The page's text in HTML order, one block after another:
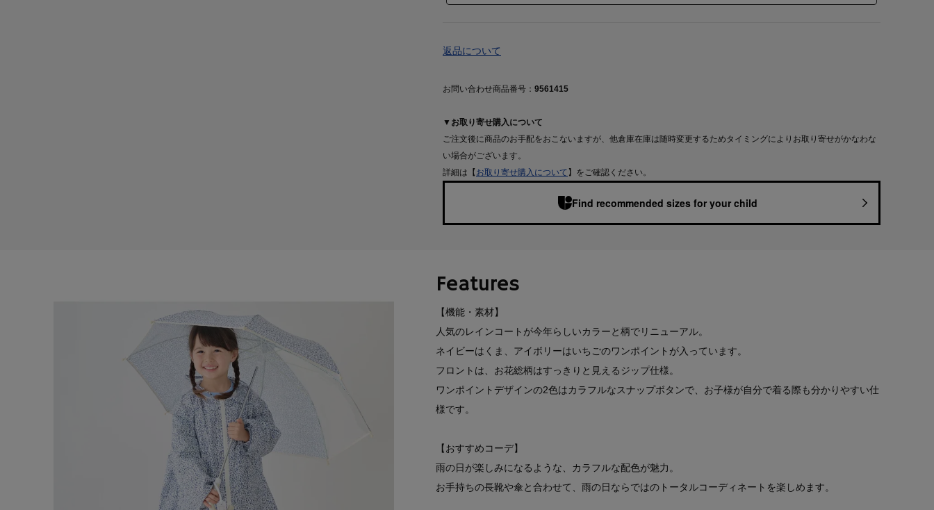
返品について
お問い合わせ商品番号： 9561415
▼お取り寄せ購入について
ご注文後に商品のお手配をおこないますが、他倉庫在庫は随時変更するためタイミングによりお取り寄せがかなわな
い場合がございます。
詳細は【 お取り寄せ購入について 】をご確認ください。
Find recommended sizes for your child
Features
【機能・素材】
人気のレインコートが今年らしいカラーと柄でリニューアル。
ネイビーはくま、アイボリーはいちごのワンポイントが入っています。
フロントは、お花総柄はすっきりと見えるジップ仕様。
ワンポイントデザインの2色はカラフルなスナップボタンで、お子様が自分で着る際も分かりやすい仕
様です。
【おすすめコーデ】
雨の日が楽しみになるような、カラフルな配色が魅力。
お手持ちの長靴や傘と合わせて、雨の日ならではのトータルコーディネートを楽しめます。